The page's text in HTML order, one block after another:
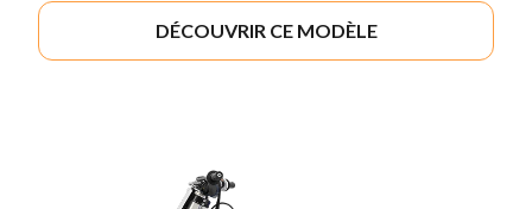
DÉCOUVRIR CE MODÈLE